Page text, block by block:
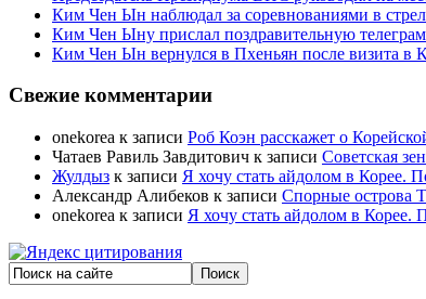
Ким Чен Ын наблюдал за соревнованиями в
Ким Чен Ыну прислал поздравительную
Ким Чен Ын вернулся в Пхеньян после визита в
Свежие комментарии
onekorea к записи Роб Коэн расскажет о
Чатаев Равиль Завдитович к записи Советская
Жулдыз к записи Я хочу стать айдолом в Корее.
Александр Алибеков к записи Спорные острова
onekorea к записи Я хочу стать айдолом в Корее.